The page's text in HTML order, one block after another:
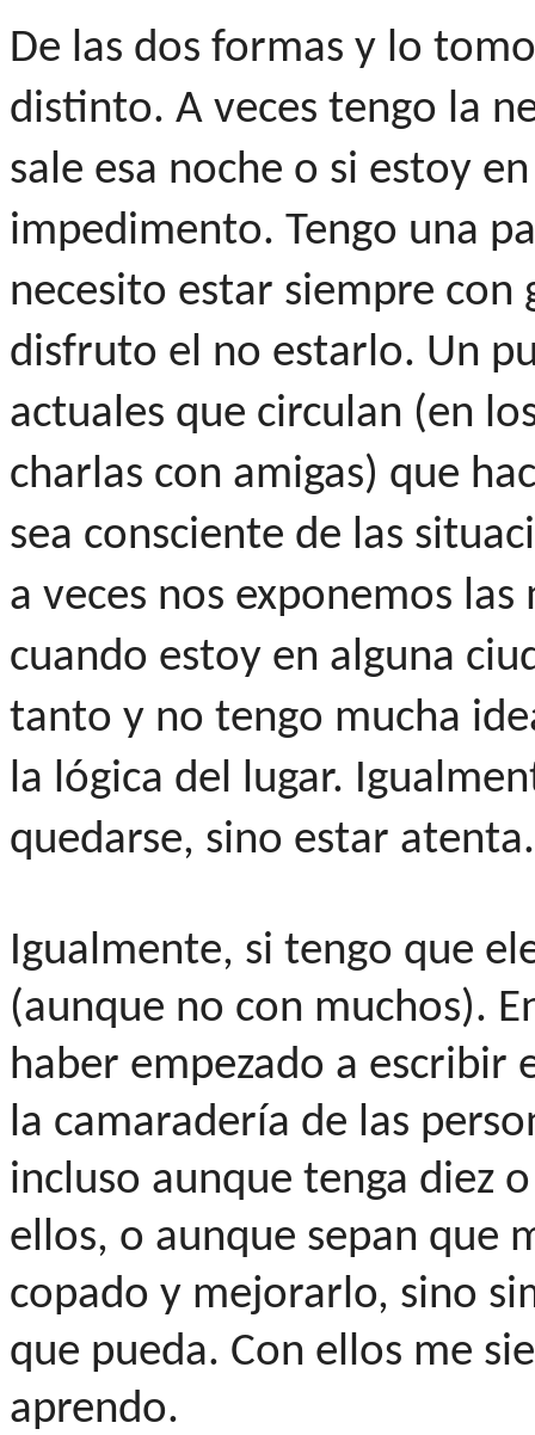
De las dos formas y lo
distinto. A veces tengo la
sale esa noche o si estoy
impedimento. Tengo una
necesito estar siempre con
disfruto el no estarlo. Un
actuales que circulan (en
charlas con amigas) que
sea consciente de las
a veces nos exponemos
cuando estoy en alguna
tanto y no tengo mucha
la lógica del lugar.
quedarse, sino estar atenta.
Igualmente, si tengo que
(aunque no con muchos).
haber empezado a escribir
la camaradería de las
incluso aunque tenga diez
ellos, o aunque sepan que
copado y mejorarlo, sino
que pueda. Con ellos me
aprendo.